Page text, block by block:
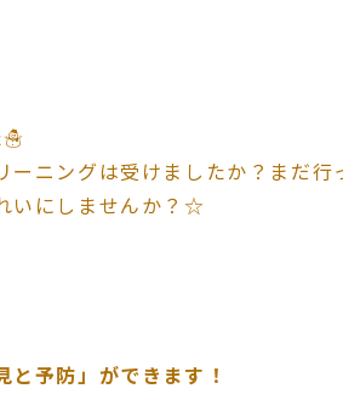
☃️
ニングは受けましたか？まだ行
いにしませんか？☆
予防」ができます！